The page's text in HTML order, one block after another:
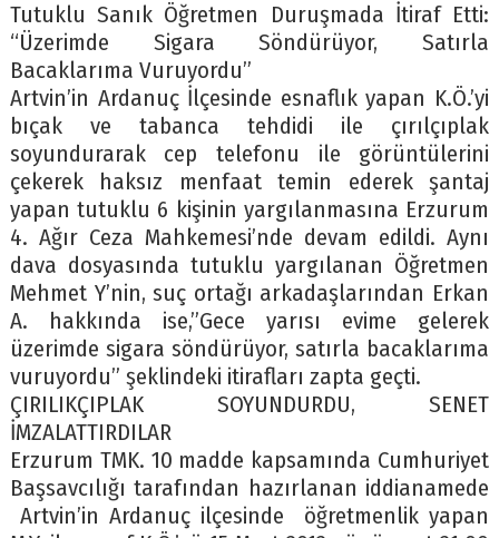
Tutuklu Sanık Öğretmen Duruşmada İtiraf Etti:
“Üzerimde Sigara Söndürüyor, Satırla
Bacaklarıma Vuruyordu”
Artvin’in Ardanuç İlçesinde esnaflık yapan K.Ö.’yi
bıçak ve tabanca tehdidi ile çırılçıplak
soyundurarak cep telefonu ile görüntülerini
çekerek haksız menfaat temin ederek şantaj
yapan tutuklu 6 kişinin yargılanmasına Erzurum
4. Ağır Ceza Mahkemesi’nde devam edildi. Aynı
dava dosyasında tutuklu yargılanan Öğretmen
Mehmet Y’nin, suç ortağı arkadaşlarından Erkan
A. hakkında ise,”Gece yarısı evime gelerek
üzerimde sigara söndürüyor, satırla bacaklarıma
vuruyordu” şeklindeki itirafları zapta geçti.
ÇIRILIKÇIPLAK SOYUNDURDU, SENET
İMZALATTIRDILAR
Erzurum TMK. 10 madde kapsamında Cumhuriyet
Başsavcılığı tarafından hazırlanan iddianamede
Artvin’in Ardanuç ilçesinde öğretmenlik yapan